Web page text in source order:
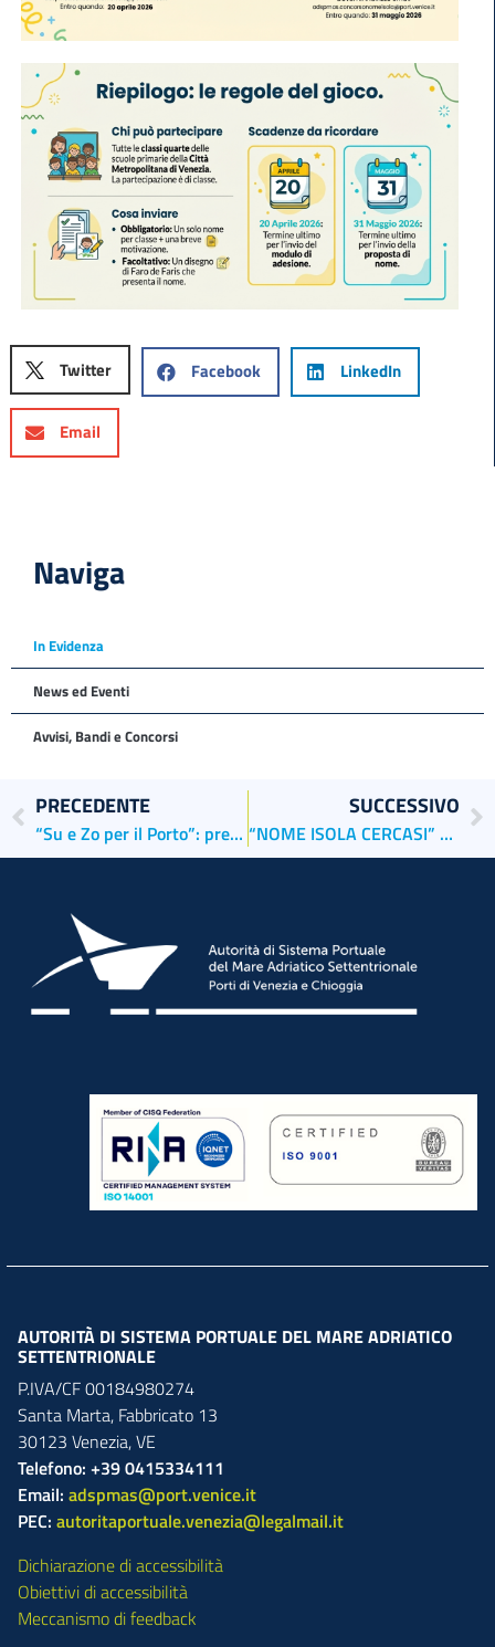
Twitter Facebook LinkedIn
Email
Naviga
In Evidenza
News ed Eventi
Avvisi, Bandi e Concorsi
PRECEDENTE
“Su e Zo per il Porto”: presentata oggi l’edizione 2026
SUCCESSIVO
“NOME ISOLA CERCASI” – termina il 20 aprile la presentazione delle proposte
AUTORITÀ DI SISTEMA PORTUALE DEL MARE ADRIATICO
SETTENTRIONALE
P.IVA/CF 00184980274
Santa Marta, Fabbricato 13
30123 Venezia,VE
Telefono: +39 0415334111
Email: adspmas@port.venice.it
PEC: autoritaportuale.venezia@legalmail.it
Dichiarazione di accessibilità
Obiettivi di accessibilità
Meccanismo di feedback